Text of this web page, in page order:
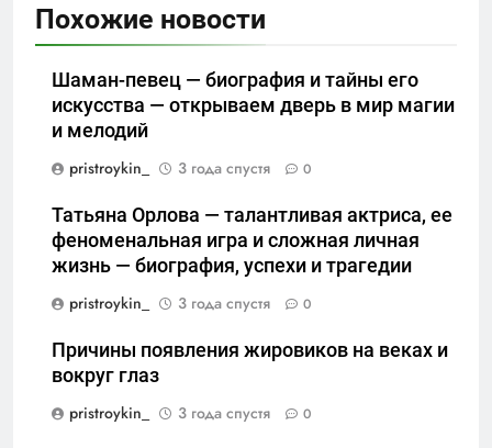
Похожие новости
Шаман-певец — биография и тайны его
искусства — открываем дверь в мир магии
и мелодий
pristroykin_
3 года спустя 0
Татьяна Орлова — талантливая актриса, ее
феноменальная игра и сложная личная
жизнь — биография, успехи и трагедии
pristroykin_
3 года спустя 0
Причины появления жировиков на веках и
вокруг глаз
pristroykin_
3 года спустя 0